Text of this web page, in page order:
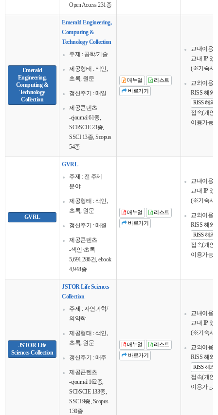
Open Access 231종
Emerald
Engineering,
Computing &
Technology
Collection
Emerald Engineering,
Computing &
Technology Collection
주제 : 공학/기술
제공형태 : 색인,
초록, 원문
갱신주기 : 매일
제공콘텐츠
-ejournal 61종,
SCI/SCIE 23종,
SSCI 13종, Scopus
54종
매뉴얼
리스트
바로가기
교내이용
교내 IP 있
(※기숙사
교외이용
RISS 해외
RISS 해외
접속(개인
이용가능
GVRL
GVRL
주제 : 전 주제
분야
제공형태 : 색인,
초록, 원문
갱신주기 : 매월
제공콘텐츠
-색인·초록
5,691,286건, ebook
4,948종
매뉴얼
리스트
바로가기
교내이용
교내 IP 있
(※기숙사
교외이용
RISS 해외
RISS 해외
접속(개인
이용가능
JSTOR Life
Sciences Collection
JSTOR Life Sciences
Collection
주제 : 자연과학/
의약학
제공형태 : 색인,
초록, 원문
갱신주기 : 매주
제공콘텐츠
-ejournal 162종,
SCI/SCIE 133종,
SSCI 9종, Scopus
130종
매뉴얼
리스트
바로가기
교내이용
교내 IP 있
(※기숙사
교외이용
RISS 해외
RISS 해외
접속(개인
이용가능